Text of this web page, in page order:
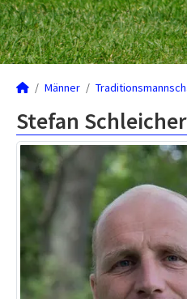
Männer
Stefan Schleicher